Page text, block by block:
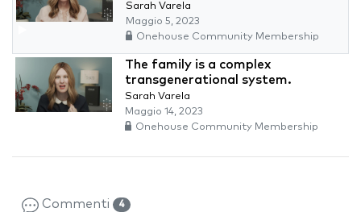
Sarah Varela
Maggio 5, 2023
Onehouse Community Membership
The family is a complex
transgenerational system.
Sarah Varela
Maggio 14, 2023
Onehouse Community Membership
Commenti 4